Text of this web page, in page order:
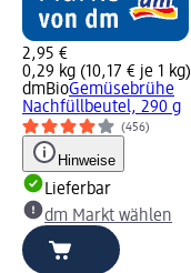
2,95 €
0,29 kg (10,17 € je 1 kg)
dmBioGemüsebrühe
Nachfüllbeutel, 290 g
(456)
Hinweise
Lieferbar
dm Markt wählen